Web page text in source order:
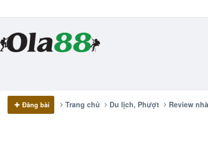
Đăng bài Trang chủ Du lịch, Phượt Review